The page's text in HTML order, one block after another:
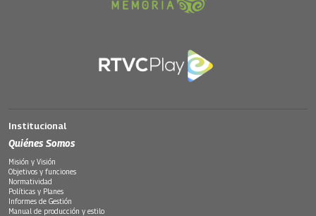
Institucional
Quiénes Somos
Misión y Visión
Objetivos y funciones
Normatividad
Políticas y Planes
Informes de Gestión
Manual de producción y estilo